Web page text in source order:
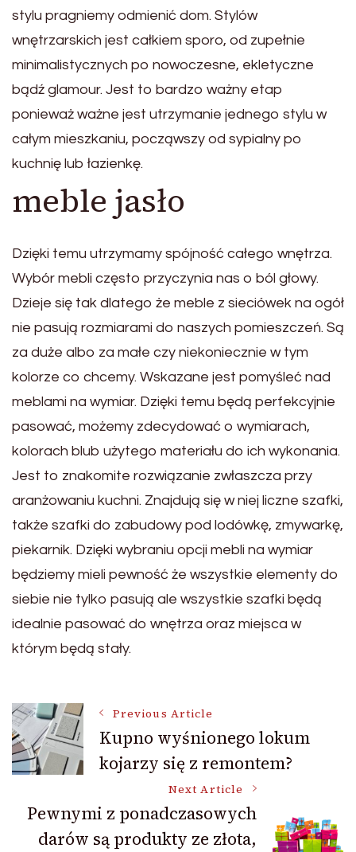
stylu pragniemy odmienić dom. Stylów
wnętrzarskich jest całkiem sporo, od zupełnie
minimalistycznych po nowoczesne, ekletyczne
bądź glamour. Jest to bardzo ważny etap
ponieważ ważne jest utrzymanie jednego stylu w
całym mieszkaniu, począwszy od sypialny po
kuchnię lub łazienkę.
meble jasło
Dzięki temu utrzymamy spójność całego wnętrza.
Wybór mebli często przyczynia nas o ból głowy.
Dzieje się tak dlatego że meble z sieciówek na ogół
nie pasują rozmiarami do naszych pomieszczeń. Są
za duże albo za małe czy niekoniecznie w tym
kolorze co chcemy. Wskazane jest pomyśleć nad
meblami na wymiar. Dzięki temu będą perfekcyjnie
pasować, możemy zdecydować o wymiarach,
kolorach blub użytego materiału do ich wykonania.
Jest to znakomite rozwiązanie zwłaszcza przy
aranżowaniu kuchni. Znajdują się w niej liczne szafki,
także szafki do zabudowy pod lodówkę, zmywarkę,
piekarnik. Dzięki wybraniu opcji mebli na wymiar
będziemy mieli pewność że wszystkie elementy do
siebie nie tylko pasują ale wszystkie szafki będą
idealnie pasować do wnętrza oraz miejsca w
którym będą stały.
Post
Navigation
Previous Article
Kupno wyśnionego lokum
kojarzy się z remontem?
Next Article
Pewnymi z ponadczasowych
darów są produkty ze złota,